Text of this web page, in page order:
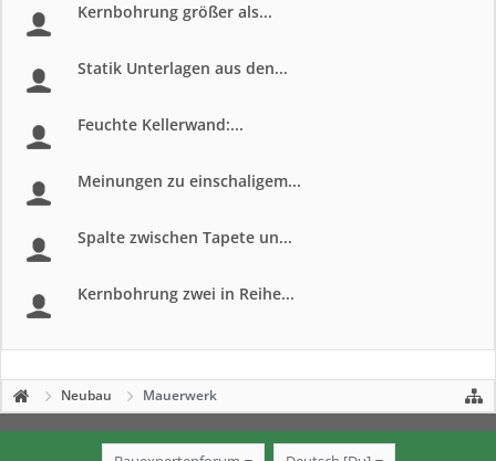
Kernbohrung größer als...
Statik Unterlagen aus den...
Feuchte Kellerwand:...
Meinungen zu einschaligem...
Spalte zwischen Tapete un...
Kernbohrung zwei in Reihe...
Neubau Mauerwerk